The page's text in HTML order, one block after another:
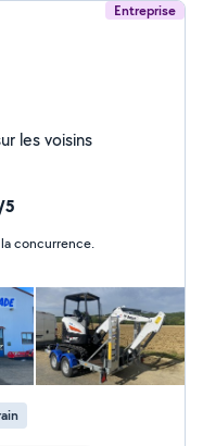
Entreprise
les voisins
5
concurrence.